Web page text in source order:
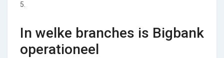
5.
In welke branches is Bigbank
operationeel